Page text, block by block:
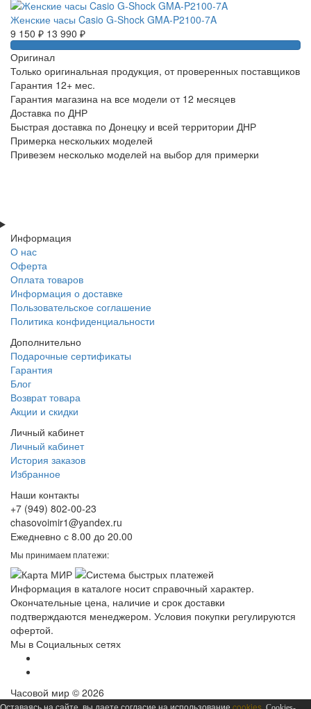
Женские часы Casio G-Shock GMA-P2100-7A
9 150 ₽ 13 990 ₽
Оригинал
Только оригинальная продукция, от проверенных поставщиков
Гарантия 12+ мес.
Гарантия магазина на все модели от 12 месяцев
Доставка по ДНР
Быстрая доставка по Донецку и всей территории ДНР
Примерка нескольких моделей
Привезем несколько моделей на выбор для примерки
Информация
О нас
Оферта
Оплата товаров
Информация о доставке
Пользовательское соглашение
Политика конфиденциальности
Дополнительно
Подарочные сертификаты
Гарантия
Блог
Возврат товара
Акции и скидки
Личный кабинет
Личный кабинет
История заказов
Избранное
Наши контакты
+7 (949) 802-00-23
chasovoimir1@yandex.ru
Ежедневно с 8.00 до 20.00
Мы принимаем платежи:
Информация в каталоге носит справочный характер.
Окончательные цена, наличие и срок доставки
подтверждаются менеджером. Условия покупки регулируются
офертой.
Мы в Социальных сетях
Часовой мир © 2026